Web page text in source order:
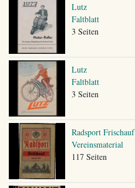
Lutz
Faltblatt
3 Seiten
Lutz
Faltblatt
3 Seiten
Radsport Frischauf
Vereinsmaterial
117 Seiten